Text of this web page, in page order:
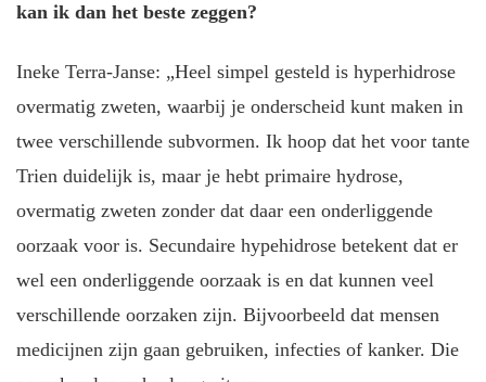
kan ik dan het beste zeggen?
Ineke Terra-Janse: „Heel simpel gesteld is hyperhidrose
overmatig zweten, waarbij je onderscheid kunt maken in
twee verschillende subvormen. Ik hoop dat het voor tante
Trien duidelijk is, maar je hebt primaire hydrose,
overmatig zweten zonder dat daar een onderliggende
oorzaak voor is. Secundaire hypehidrose betekent dat er
wel een onderliggende oorzaak is en dat kunnen veel
verschillende oorzaken zijn. Bijvoorbeeld dat mensen
medicijnen zijn gaan gebruiken, infecties of kanker. Die